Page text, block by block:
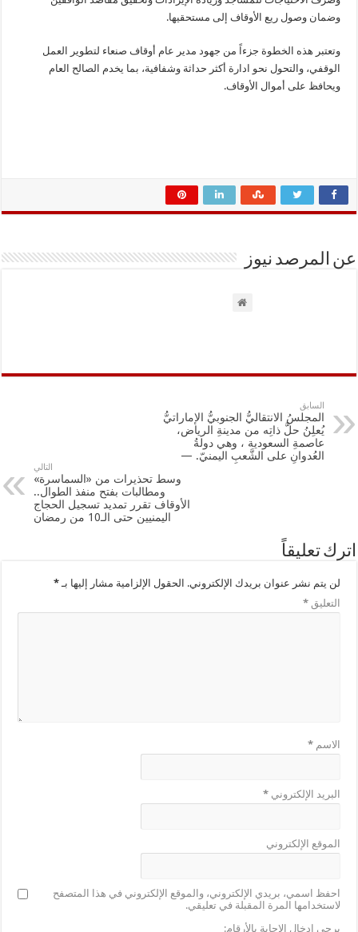
وضمان وصول ريع الأوقاف إلى مستحقيها.
وتعتبر هذه الخطوة جزءاً من جهود مدير عام أوقاف صنعاء لتطوير العمل
الوقفي، والتحول نحو ادارة أكثر حداثة وشفافية، بما يخدم الصالح العام
ويحافظ على أموال الأوقاف.
عن المرصد نيوز
السابق
المجلسُ الانتقاليُّ الجنوبيُّ الإماراتيُّ
يُعلِنُ حلَّ ذاتِه من مدينةِ الرياض،
عاصمةِ السعودية ، وهي دولةُ
العُدوانِ على الشَّعبِ اليمنيّ. —
التالي
وسط تحذيرات من «السماسرة»
ومطالبات بفتح منفذ الطوال..
الأوقاف تقرر تمديد تسجيل الحجاج
اليمنيين حتى الـ10 من رمضان
اترك تعليقاً
لن يتم نشر عنوان بريدك الإلكتروني. الحقول الإلزامية مشار إليها بـ*
التعليق*
الاسم*
البريد الإلكتروني*
الموقع الإلكتروني
احفظ اسمي، بريدي الإلكتروني، والموقع الإلكتروني في هذا المتصفح
لاستخدامها المرة المقبلة في تعليقي.
يرجى إدخال الإجابة بالأرقام: